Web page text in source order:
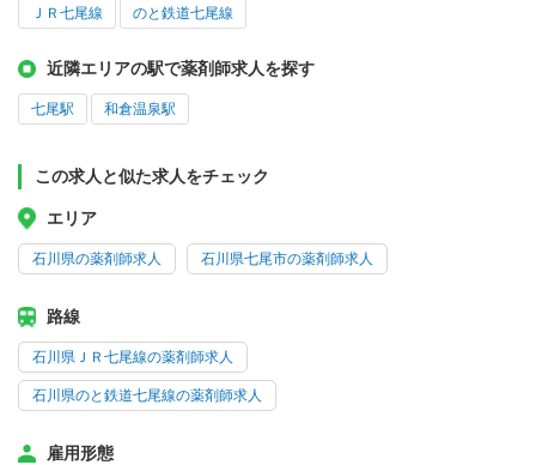
ＪＲ七尾線 のと鉄道七尾線
近隣エリアの駅で薬剤師求人を探す
七尾駅 和倉温泉駅
この求人と似た求人をチェック
エリア
石川県の薬剤師求人 石川県七尾市の薬剤師求人
路線
石川県ＪＲ七尾線の薬剤師求人
石川県のと鉄道七尾線の薬剤師求人
雇用形態